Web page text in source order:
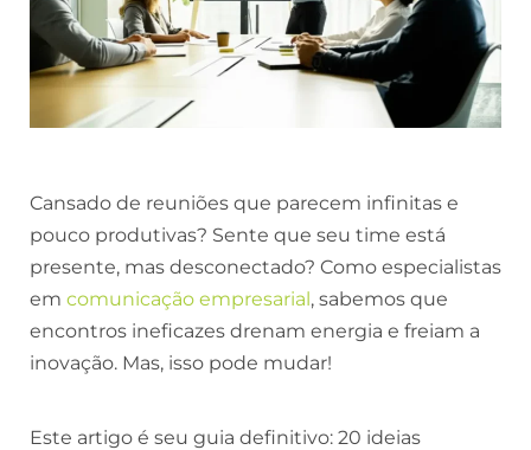
Cansado de reuniões que parecem infinitas e
pouco produtivas? Sente que seu time está
presente, mas desconectado? Como especialistas
em comunicação empresarial , sabemos que
encontros ineficazes drenam energia e freiam a
inovação. Mas, isso pode mudar!
Este artigo é seu guia definitivo: 20 ideias